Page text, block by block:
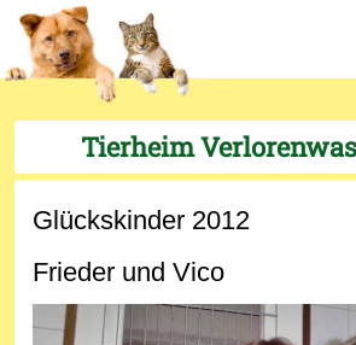
Tierheim
Glückskinder 2012
Frieder und Vico